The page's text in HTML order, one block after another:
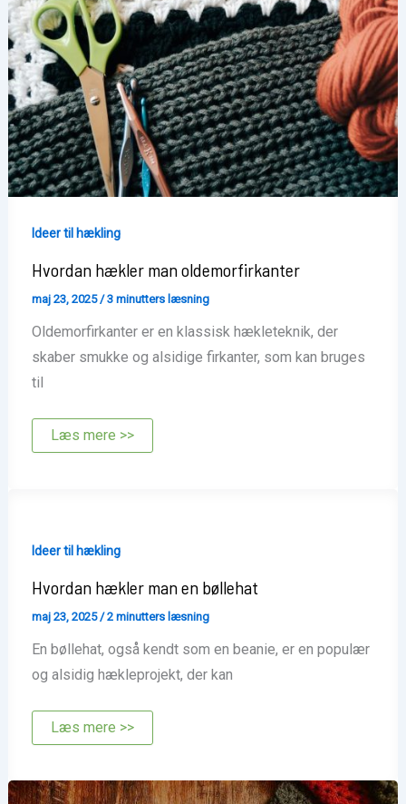
Ideer til hækling
Hvordan hækler man oldemorfirkanter
maj 23, 2025 /3 minutters læsning
Oldemorfirkanter er en klassisk hækleteknik, der
skaber smukke og alsidige firkanter, som kan bruges
til
Hvordan
hækler
Læs mere >>
Ideer til hækling
Hvordan hækler man en bøllehat
maj 23, 2025 /2 minutters læsning
En bøllehat, også kendt som en beanie, er en populær
og alsidig hækleprojekt, der kan
Hvordan
hækler
bøllehat
Læs mere >>